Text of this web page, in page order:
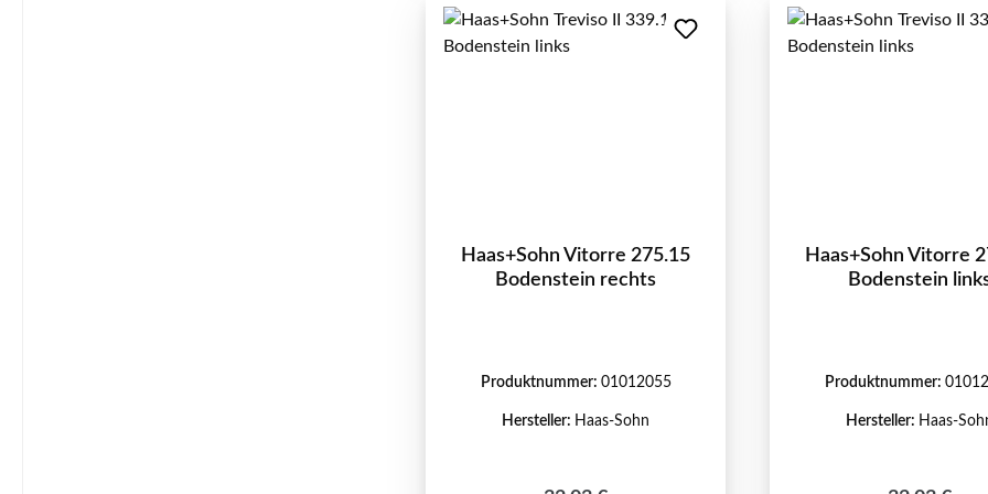
Haas+Sohn Vitorre 275.15
Bodenstein rechts
Produktnummer: 01012055
Hersteller: Haas-Sohn
Haas+Sohn Vitorre
Bodenstein
Produktnummer:
Hersteller: Haas-